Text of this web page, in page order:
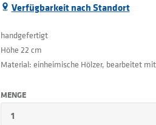
Verfügbarkeit nach Standort
handgefertigt
Höhe 22 cm
Material: einheimische Hölzer, bearbeitet
MENGE